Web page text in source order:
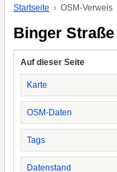
Startseite OSM-Verweis
Binger Straße
Auf dieser Seite
Karte
OSM-Daten
Tags
Datenstand